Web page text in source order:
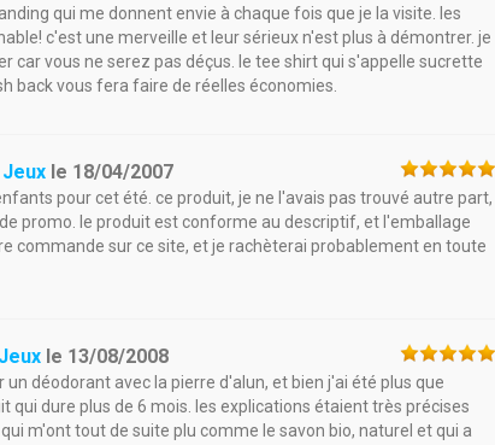
qui me donnent envie à chaque fois que je la visite. les
c'est une merveille et leur sérieux n'est plus à démontrer. je
car vous ne serez pas déçus. le tee shirt qui s'appelle sucrette
back vous fera faire de réelles économies.
le 18/04/2007
pour cet été. ce produit, je ne l'avais pas trouvé autre part,
promo. le produit est conforme au descriptif, et l'emballage
commande sur ce site, et je rachèterai probablement en toute
le 13/08/2008
déodorant avec la pierre d'alun, et bien j'ai été plus que
qui dure plus de 6 mois. les explications étaient très précises
m'ont tout de suite plu comme le savon bio, naturel et qui a